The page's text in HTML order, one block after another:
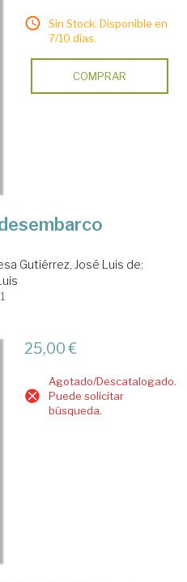
Sin Stock. Disponible en
7/10 días.
COMPRAR
Gutiérrez, José Luis de;
25,00 €
Agotado/Descatalogado.
Puede solicitar
búsqueda.